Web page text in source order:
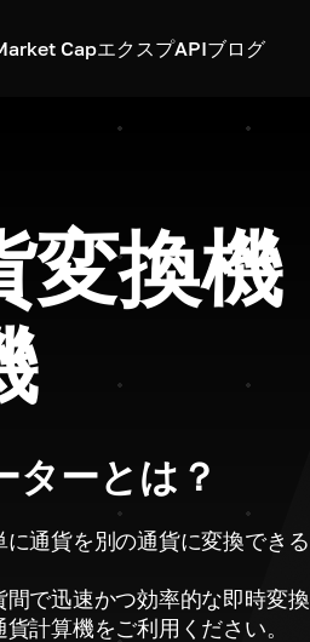
CapエクスプAPIブログ
変換機
ターとは？
通貨を別の通貨に変換できる
で迅速かつ効率的な即時変換
計算機をご利用ください。